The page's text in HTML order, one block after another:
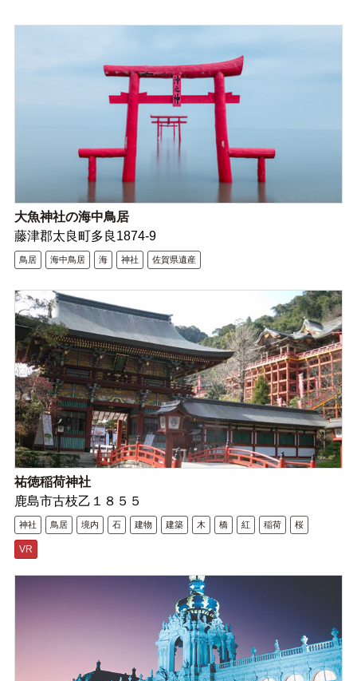
大魚神社の海中鳥居
藤津郡太良町多良1874-9
鳥居 海中鳥居 海 神社 佐賀県遺産
祐徳稲荷神社
鹿島市古枝乙１８５５
神社 鳥居 境内 石 建物 建築 木 橋 紅 稲荷 桜
VR